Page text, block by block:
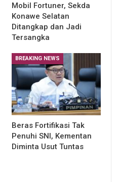
Mobil Fortuner, Sekda
Konawe Selatan
Ditangkap dan Jadi
Tersangka
BREAKING NEWS
Beras Fortifikasi Tak
Penuhi SNI, Kementan
Diminta Usut Tuntas